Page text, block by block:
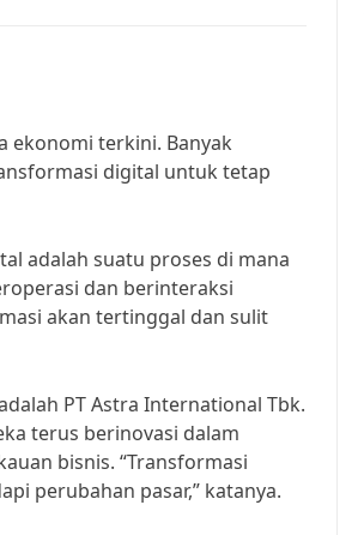
ekonomi terkini. Banyak
digital untuk tetap
adalah suatu proses di mana
dan berinteraksi
akan tertinggal dan sulit
PT Astra International Tbk.
terus berinovasi dalam
bisnis. “Transformasi
perubahan pasar,” katanya.